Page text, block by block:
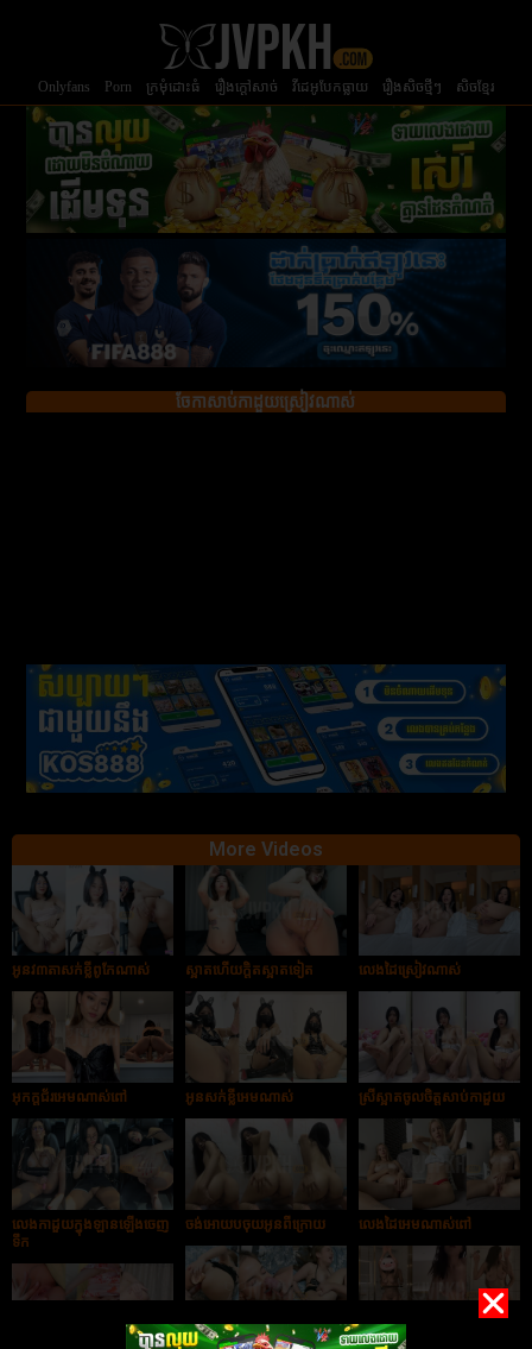
Onlyfans Porn ក្រមំុដោះធំ រឿងក្ដៅសាច់ វីដេអូបែកធ្លាយ រឿងសិចថ្មីៗ សិចខ្មែរ
ចែកាសាប់កាដួយស្រៀវណាស់
More Videos
អូនវ៣តាសក់ខ្លីពូកែណាស់ ស្អាតហើយក្ដិតស្អាតទៀត លេងដៃស្រៀវណាស់
អុកក្ដជ័រអេមណាស់ពៅ អូនសក់ខ្លីអេមណាស់ ស្រីស្អាតចូលចិត្តសាប់កាដួយ
លេងកាដួយក្នុងឡានឡើងចេញ
ទឹក
ចង់អោយបចុយអូនពីក្រោយ លេងដៃអេមណាស់ពៅ